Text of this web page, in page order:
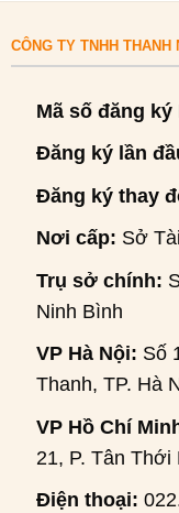
CÔNG TY TNHH THANH
Mã số đăng ký
Đăng ký lần
Đăng ký thay
Nơi cấp: Sở
Trụ sở chính:
Ninh Bình
VP Hà Nội: Số
Thanh, TP. Hà
VP Hồ Chí
21, P. Tân Thới
Điện thoại: